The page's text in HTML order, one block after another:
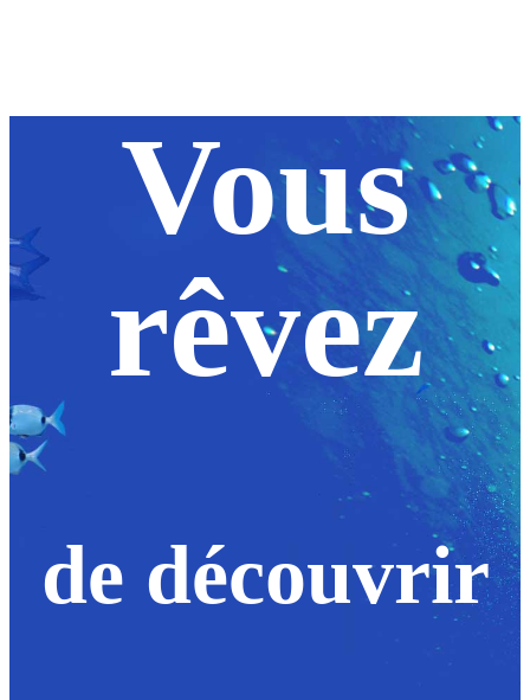
Vous
rêvez
de découvrir